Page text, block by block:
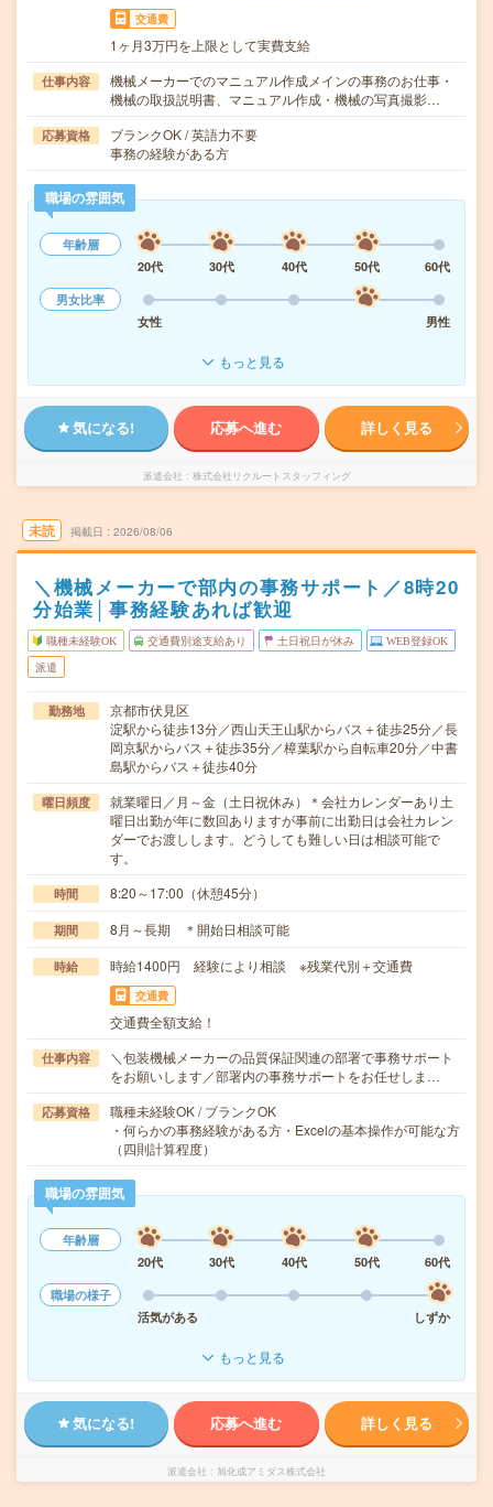
交通費
1ヶ月3万円を上限として実費支給
仕事内容
機械メーカーでのマニュアル作成メインの事務のお仕事・
機械の取扱説明書、マニュアル作成・機械の写真撮影…
応募資格
ブランクOK / 英語力不要
事務の経験がある方
職場の雰囲気
年齢層
20代
30代 40代 50代
60代
男女比率
女性
男性
もっと見る
気になる! 応募へ進む 詳しく見る
派遣会社 株式会社リクルートスタッフィング
未読 掲載日 2026/08/06
＼機械メーカーで部内の事務サポート／8時20
分始業│事務経験あれば歓迎
職種未経験OK 交通費別途支給あり 土日祝日が休み WEB登録OK
派遣
勤務地
京都市伏見区
淀駅から徒歩13分／西山天王山駅からバス＋徒歩25分／長
岡京駅からバス＋徒歩35分／樟葉駅から自転車20分／中書
島駅からバス＋徒歩40分
曜日頻度
就業曜日／月～金（土日祝休み）＊会社カレンダーあり土
曜日出勤が年に数回ありますが事前に出勤日は会社カレン
ダーでお渡しします。どうしても難しい日は相談可能で
す。
時間 8:20～17:00（休憩45分）
期間 8月～長期 ＊開始日相談可能
時給 時給1400円 経験により相談 ※残業代別＋交通費
交通費
交通費全額支給！
仕事内容
＼包装機械メーカーの品質保証関連の部署で事務サポート
をお願いします／部署内の事務サポートをお任せしま…
応募資格
職種未経験OK / ブランクOK
・何らかの事務経験がある方・Excelの基本操作が可能な方
（四則計算程度）
職場の雰囲気
年齢層
20代
30代 40代 50代
60代
職場の様子
活気がある
しずか
もっと見る
気になる! 応募へ進む 詳しく見る
派遣会社 旭化成アミダス株式会社